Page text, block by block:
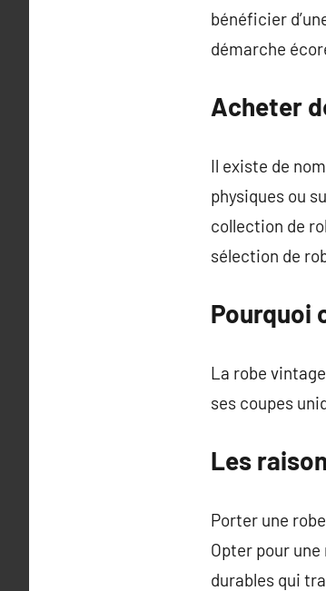
bénéficier
démarche
Acheter
Il existe de
physiques ou
collection de
sélection de
Pourquoi
La robe
ses coupes
Les
Porter une
Opter pour
durables qui